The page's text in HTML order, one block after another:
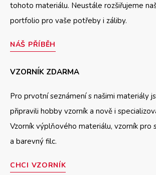
tohoto materiálu. Neustále rozšiřujeme
portfolio pro vaše potřeby i záliby.
NÁŠ PŘÍBĚH
VZORNÍK ZDARMA
Pro prvotní seznámení s našimi materiály
připravili hobby vzorník a nově i
Vzorník výplňového materiálu, vzorník pro
a barevný filc.
CHCI VZORNÍK